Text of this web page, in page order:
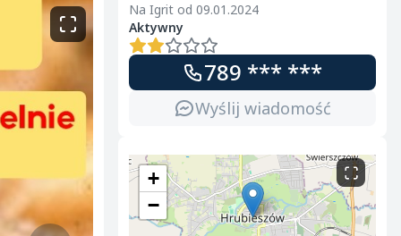
Na Igrit od 09.01.2024
Aktywny
789 *** ***
Wyślij wiadomość
+
−